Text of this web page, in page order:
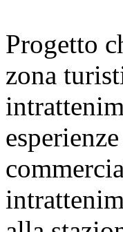
Progetto
zona